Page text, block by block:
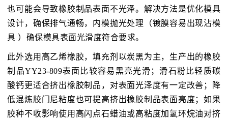
也可能会导致橡胶制品表面不光泽。解决方法是优化模具
设计，确保排气通畅，内模抛光处理（镀膜容易出现沾模
具 ）确保模具表面光滑度符合要求。
此外选用高乙烯橡胶，填充剂以炭黑为主，生产出的橡胶
制品YY23-809表面比较容易黑亮光滑；滑石粉比轻质碳
酸钙更适合挤出橡胶制品，对表面光泽度有一定改善；降
低混炼胶门尼粘度也可提高挤出橡胶制品表面亮度；如果
胶种不收影响使用高闪点石蜡油或高粘度加氢环烷油对挤